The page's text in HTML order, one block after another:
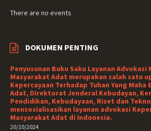
There are no events
DOKUMEN PENTING
Penyusunan Buku Saku Layanan Advokasi
Masyarakat Adat merupakan salah satu
Kepercayaan Terhadap Tuhan Yang Maha
Adat, Direktorat Jenderal Kebudayan,
Pendidikan, Kebudayaan, Riset dan
mensosialisasikan layanan advokasi
Masyarakat Adat di Indonesia.
20/10/2024